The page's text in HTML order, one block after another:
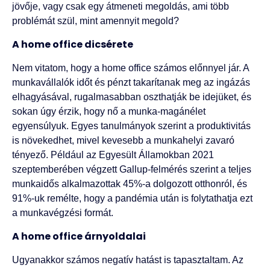
jövője, vagy csak egy átmeneti megoldás, ami több
problémát szül, mint amennyit megold?
A home office dicsérete
Nem vitatom, hogy a home office számos előnnyel jár. A
munkavállalók időt és pénzt takarítanak meg az ingázás
elhagyásával, rugalmasabban oszthatják be idejüket, és
sokan úgy érzik, hogy nő a munka-magánélet
egyensúlyuk. Egyes tanulmányok szerint a produktivitás
is növekedhet, mivel kevesebb a munkahelyi zavaró
tényező. Például az Egyesült Államokban 2021
szeptemberében végzett Gallup-felmérés szerint a teljes
munkaidős alkalmazottak 45%-a dolgozott otthonról, és
91%-uk remélte, hogy a pandémia után is folytathatja ezt
a munkavégzési formát.
A home office árnyoldalai
Ugyanakkor számos negatív hatást is tapasztaltam. Az